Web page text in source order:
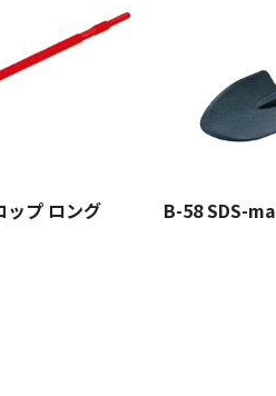
ップ ロング B-58 SDS-